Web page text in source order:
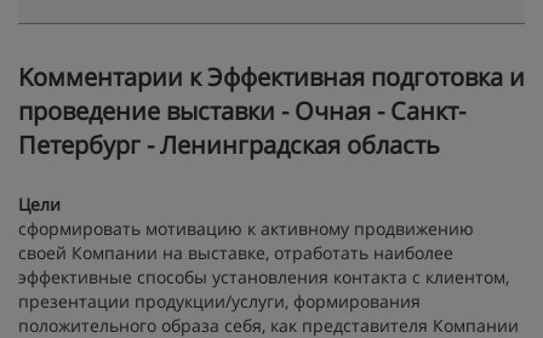
Kомментарии к Эффективная подготовка и
проведение выставки - Очная - Санкт-
Петербург - Ленинградская область
Цели
сформировать мотивацию к активному продвижению
своей Компании на выставке, отработать наиболее
эффективные способы установления контакта с клиентом,
презентации продукции/услуги, формирования
положительного образа себя, как представителя Компании